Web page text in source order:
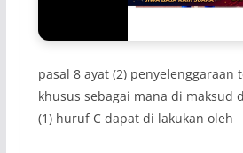
pasal 8 ayat (2) penyelenggaraan
khusus sebagai mana di maksud
(1) huruf C dapat di lakukan oleh